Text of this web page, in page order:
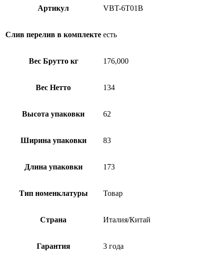
Артикул VBT-6T01B
Слив перелив в комплекте есть
Вес Брутто кг 176,000
Вес Нетто 134
Высота упаковки 62
Ширина упаковки 83
Длина упаковки 173
Тип номенклатуры Товар
Страна Италия/Китай
Гарантия 3 года